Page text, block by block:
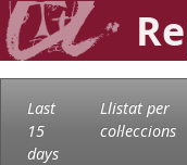
Last
15
days
Llistat per
col·leccions